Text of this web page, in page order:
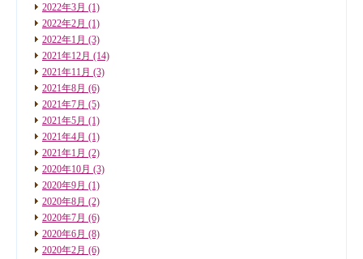
2022年3月 (1)
2022年2月 (1)
2022年1月 (3)
2021年12月 (14)
2021年11月 (3)
2021年8月 (6)
2021年7月 (5)
2021年5月 (1)
2021年4月 (1)
2021年1月 (2)
2020年10月 (3)
2020年9月 (1)
2020年8月 (2)
2020年7月 (6)
2020年6月 (8)
2020年2月 (6)